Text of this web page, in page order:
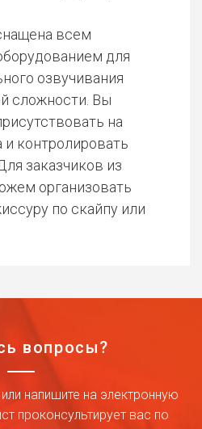
всем
для
озвучивания
сложности. Вы
на
и контролировать
заказчиков из
организовать
по скайпу или
вопросы?
напишите на электронную
проконсультирует вас по